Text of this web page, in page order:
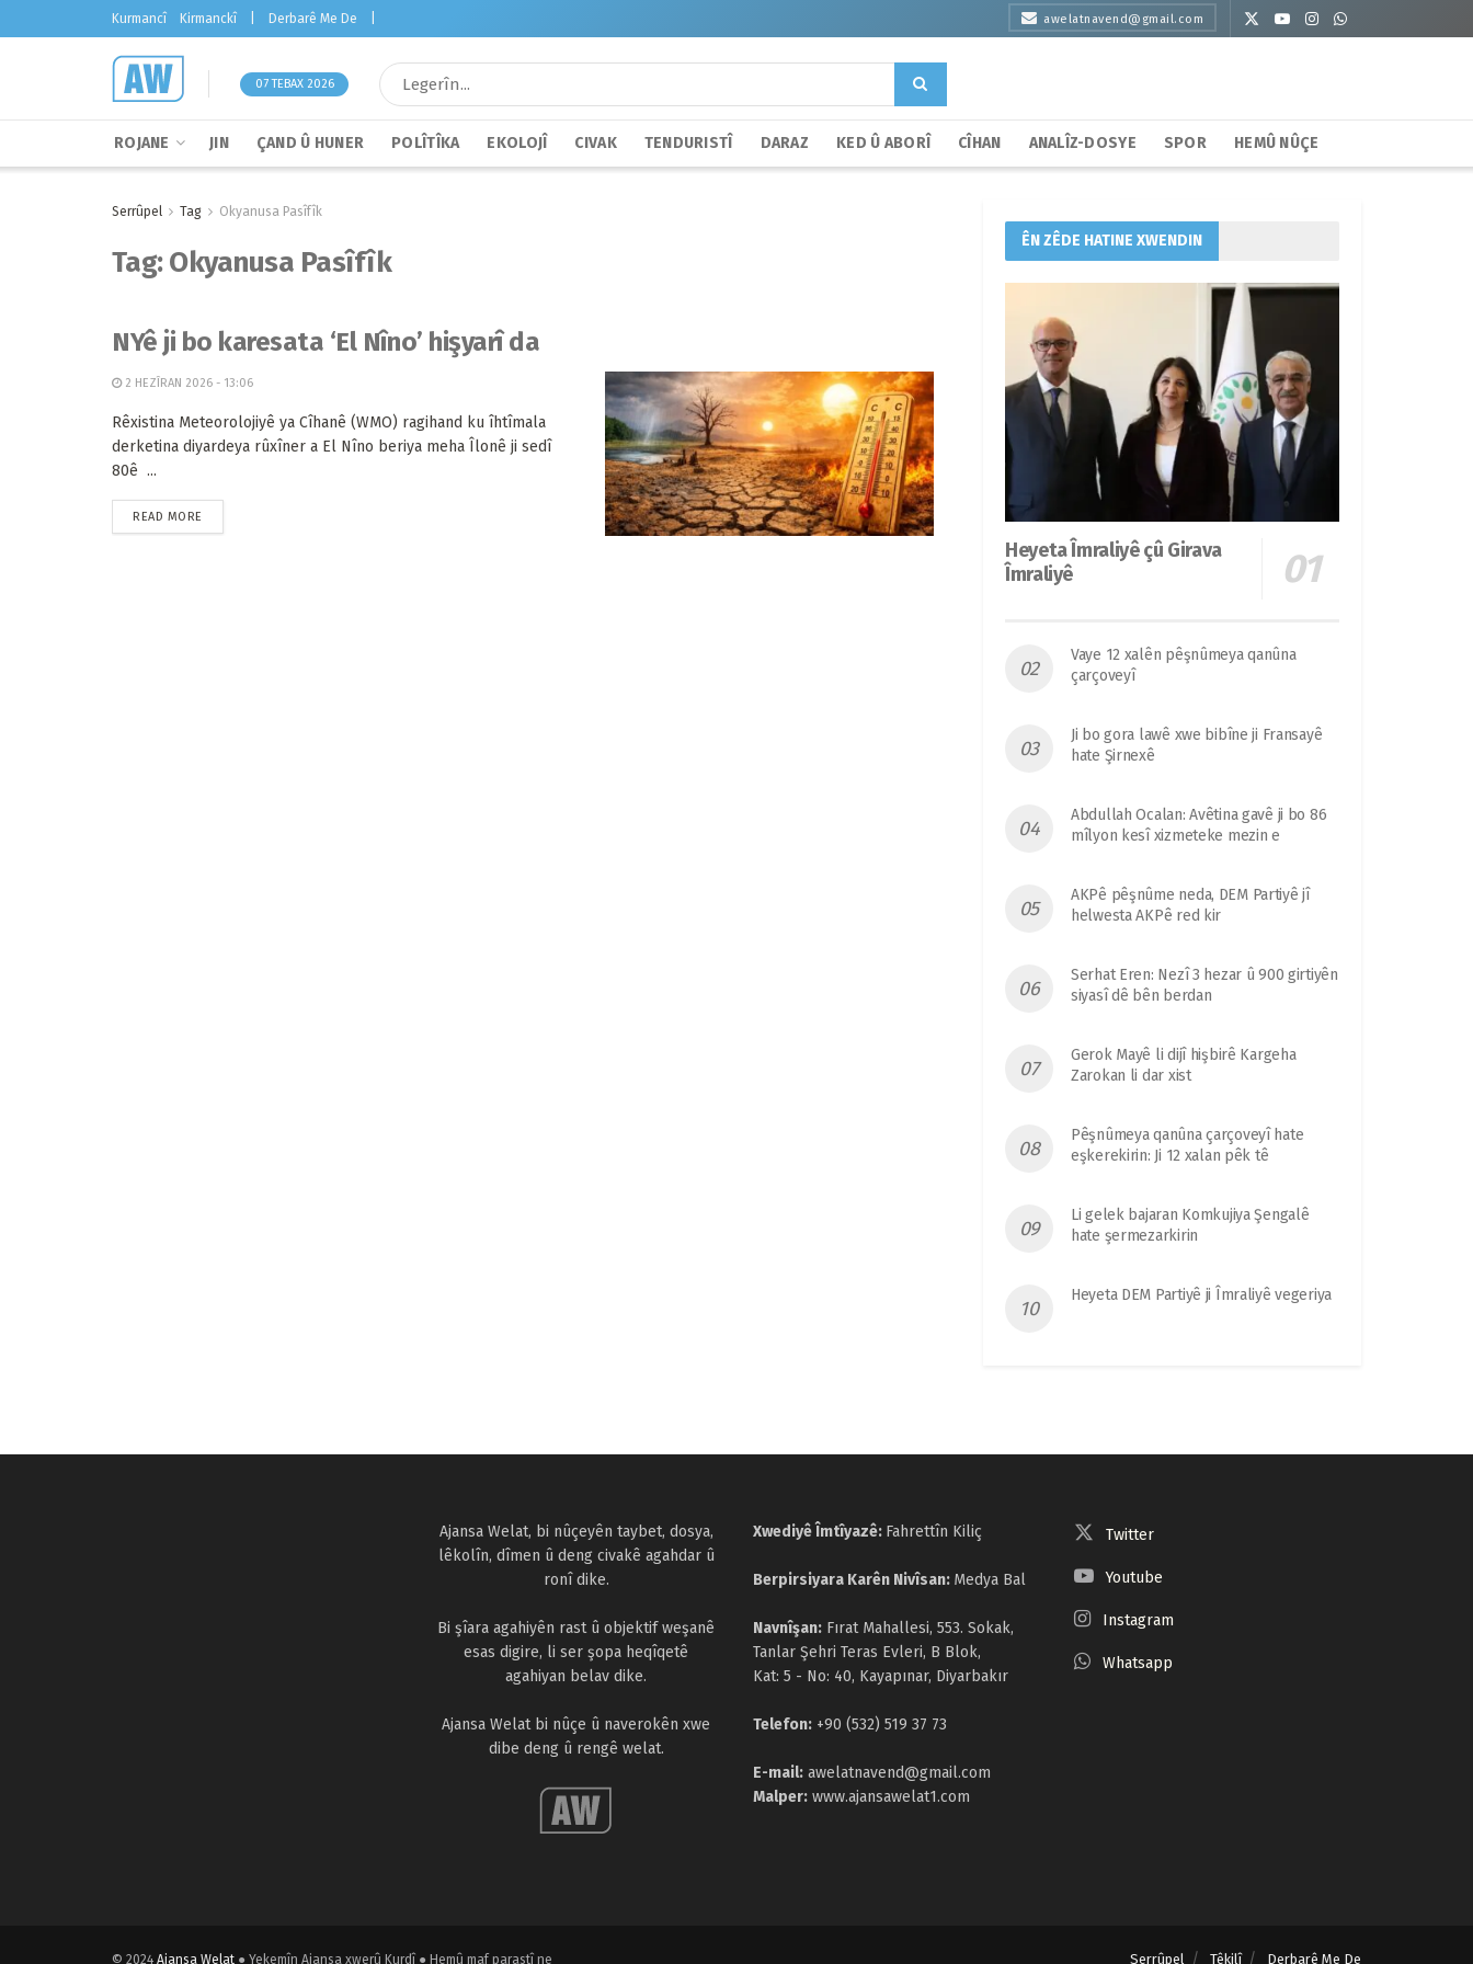
Kurmancî Kirmanckî Derbarê Me De awelatnavend@gmail.com
07 TEBAX 2026
ROJANE JIN ÇAND Û HUNER POLÎTÎKA EKOLOJÎ CIVAK TENDURISTÎ DARAZ KED Û ABORÎ CÎHAN ANALÎZ-DOSYE SPOR HEMÛ NÛÇE
Serrûpel Tag Okyanusa Pasîfîk
Tag:Okyanusa Pasîfîk
NYê ji bo karesata ‘El Nîno’ hişyarî da
2 HEZÎRAN 2026 - 13:06
Rêxistina Meteorolojiyê ya Cîhanê (WMO) ragihand ku îhtîmala
derketina diyardeya rûxîner a El Nîno beriya meha Îlonê ji sedî
80ê ...
READ MORE
ÊN ZÊDE HATINE XWENDIN
Heyeta Îmraliyê çû Girava
Îmraliyê
Vaye 12 xalên pêşnûmeya qanûna
çarçoveyî
Ji bo gora lawê xwe bibîne ji Fransayê
hate Şirnexê
Abdullah Ocalan: Avêtina gavê ji bo 86
mîlyon kesî xizmeteke mezin e
AKPê pêşnûme neda, DEM Partiyê jî
helwesta AKPê red kir
Serhat Eren: Nezî 3 hezar û 900 girtiyên
siyasî dê bên berdan
Gerok Mayê li dijî hişbirê Kargeha
Zarokan li dar xist
Pêşnûmeya qanûna çarçoveyî hate
eşkerekirin: Ji 12 xalan pêk tê
Li gelek bajaran Komkujiya Şengalê
hate şermezarkirin
Heyeta DEM Partiyê ji Îmraliyê vegeriya
Ajansa Welat, bi nûçeyên taybet, dosya,
lêkolîn, dîmen û deng civakê agahdar û
ronî dike.
Bi şîara agahiyên rast û objektif weşanê
esas digire, li ser şopa heqîqetê
agahiyan belav dike.
Ajansa Welat bi nûçe û naverokên xwe
dibe deng û rengê welat.
Xwediyê Îmtîyazê: Fahrettîn Kiliç
Berpirsiyara Karên Nivîsan: Medya Bal
Navnîşan: Fırat Mahallesi, 553. Sokak,
Tanlar Şehri Teras Evleri, B Blok,
Kat: 5 - No: 40, Kayapınar, Diyarbakır
Telefon: +90 (532) 519 37 73
E-mail: awelatnavend@gmail.com
Malper: www.ajansawelat1.com
Twitter
Youtube
Instagram
Whatsapp
Serrûpel Têkilî Derbarê Me De
© 2024 Ajansa Welat ● Yekemîn Ajansa xwerû Kurdî ● Hemû maf parastî ne